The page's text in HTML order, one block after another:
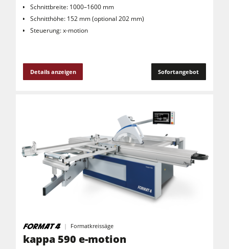
Bürst- und Bürstschleifmaschinen
Druckbalkensägen & Plattenaufteilsägen
Brikettierpressen
Reinluftabsauggeräte & Entstauber
Vorschubapparate
Werkstattausrüstung
F4Solutions Software
Projektmanagement
Schnittbreite: 1000–1600 mm
Schnitthöhe: 152 mm (optional 202 mm)
Steuerung: x-motion
Details anzeigen Sofortangebot
Formatkreissäge
kappa 590 e-motion